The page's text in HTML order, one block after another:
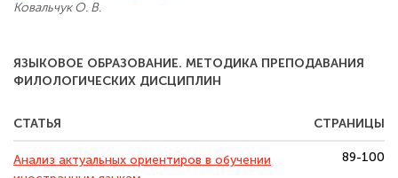
Ковальчук О. В.
ЯЗЫКОВОЕ ОБРАЗОВАНИЕ. МЕТОДИКА ПРЕПОДАВАНИЯ
ФИЛОЛОГИЧЕСКИХ ДИСЦИПЛИН
СТАТЬЯ СТРАНИЦЫ
Анализ актуальных ориентиров в обучении
89-100